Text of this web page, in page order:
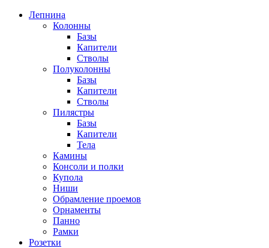
Лепнина
Колонны
Базы
Капители
Стволы
Полуколонны
Базы
Капители
Стволы
Пилястры
Базы
Капители
Тела
Камины
Консоли и полки
Купола
Ниши
Обрамление проемов
Орнаменты
Панно
Рамки
Розетки